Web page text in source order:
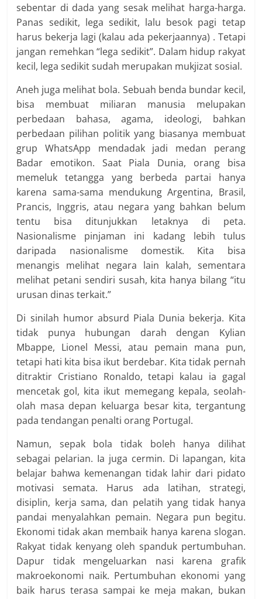
sebentar di dada yang sesak melihat harga-harga.
Panas sedikit, lega sedikit, lalu besok pagi tetap
harus bekerja lagi (kalau ada pekerjaannya) . Tetapi
jangan remehkan “lega sedikit”. Dalam hidup rakyat
kecil, lega sedikit sudah merupakan mukjizat sosial.
Aneh juga melihat bola. Sebuah benda bundar kecil,
bisa membuat miliaran manusia melupakan
perbedaan bahasa, agama, ideologi, bahkan
perbedaan pilihan politik yang biasanya membuat
grup WhatsApp mendadak jadi medan perang
Badar emotikon. Saat Piala Dunia, orang bisa
memeluk tetangga yang berbeda partai hanya
karena sama-sama mendukung Argentina, Brasil,
Prancis, Inggris, atau negara yang bahkan belum
tentu bisa ditunjukkan letaknya di peta.
Nasionalisme pinjaman ini kadang lebih tulus
daripada nasionalisme domestik. Kita bisa
menangis melihat negara lain kalah, sementara
melihat petani sendiri susah, kita hanya bilang “itu
urusan dinas terkait.”
Di sinilah humor absurd Piala Dunia bekerja. Kita
tidak punya hubungan darah dengan Kylian
Mbappe, Lionel Messi, atau pemain mana pun,
tetapi hati kita bisa ikut berdebar. Kita tidak pernah
ditraktir Cristiano Ronaldo, tetapi kalau ia gagal
mencetak gol, kita ikut memegang kepala, seolah-
olah masa depan keluarga besar kita, tergantung
pada tendangan penalti orang Portugal.
Namun, sepak bola tidak boleh hanya dilihat
sebagai pelarian. Ia juga cermin. Di lapangan, kita
belajar bahwa kemenangan tidak lahir dari pidato
motivasi semata. Harus ada latihan, strategi,
disiplin, kerja sama, dan pelatih yang tidak hanya
pandai menyalahkan pemain. Negara pun begitu.
Ekonomi tidak akan membaik hanya karena slogan.
Rakyat tidak kenyang oleh spanduk pertumbuhan.
Dapur tidak mengeluarkan nasi karena grafik
makroekonomi naik. Pertumbuhan ekonomi yang
baik harus terasa sampai ke meja makan, bukan